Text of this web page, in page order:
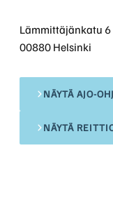
Lämmittäjänkatu 6
00880 Helsinki
NÄYTÄ AJO-
NÄYTÄ